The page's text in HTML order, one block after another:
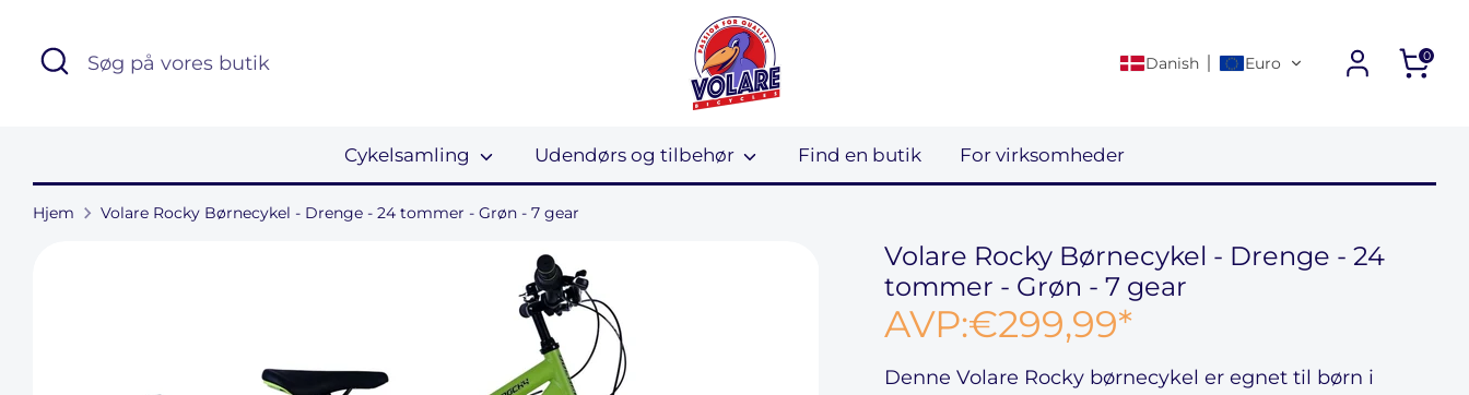
indhold
Søg
Søg
Danish Euro 0
Cykelsamling Udendørs og tilbehør Find en butik For virksomheder
Hjem Volare Rocky Børnecykel - Drenge - 24 tommer - Grøn - 7 gear
Volare Rocky Børnecykel - Drenge - 24
tommer - Grøn - 7 gear
AVP:€299,99*
DenneVolare Rocky børnecykel er egnet til børn i